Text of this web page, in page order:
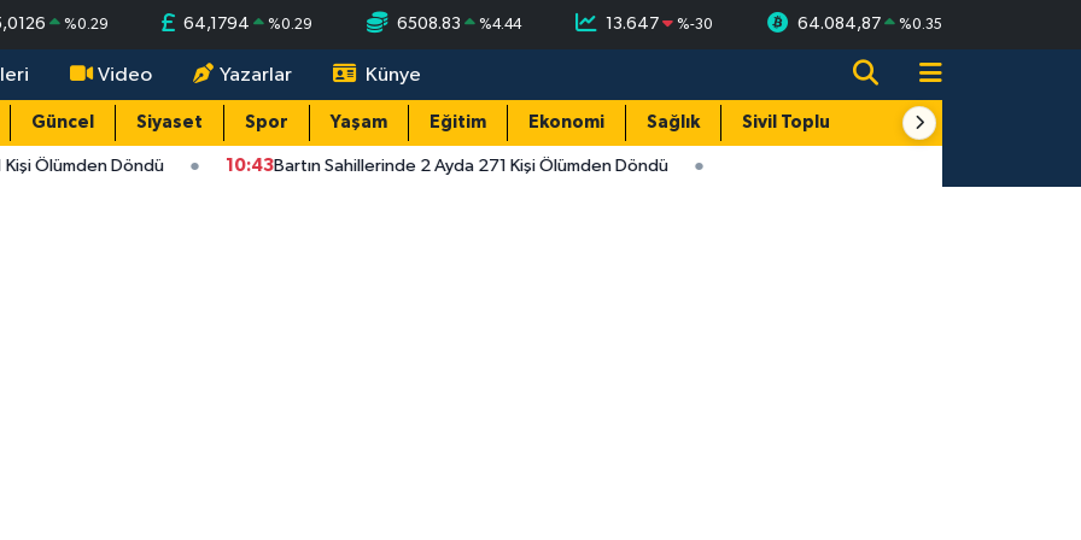
%0.29 64,1794 %0.29 6508.83 %4.44 13.647 %-30 64.084,87 %0.35
Video Yazarlar Künye
Güncel Siyaset Spor Yaşam Eğitim Ekonomi Sağlık Sivil Toplum Turizm
Ölümden Döndü 10:43Bartın Sahillerinde 2 Ayda 271 Kişi Ölümden Döndü